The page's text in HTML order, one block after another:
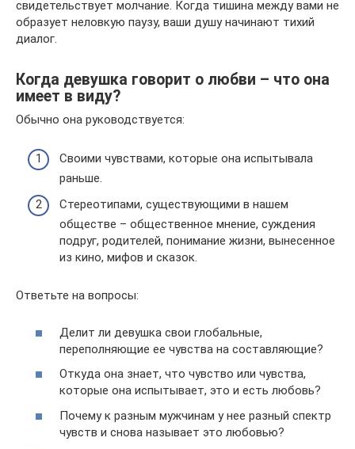
свидетельствует молчание. Когда тишина между вами не
образует неловкую паузу, ваши душу начинают тихий
диалог.
Когда девушка говорит о любви – что она
имеет в виду?
Обычно она руководствуется:
Своими чувствами, которые она испытывала
раньше.
Стереотипами, существующими в нашем
обществе – общественное мнение, суждения
подруг, родителей, понимание жизни, вынесенное
из кино, мифов и сказок.
Ответьте на вопросы:
Делит ли девушка свои глобальные,
переполняющие ее чувства на составляющие?
Откуда она знает, что чувство или чувства,
которые она испытывает, это и есть любовь?
Почему к разным мужчинам у нее разный спектр
чувств и снова называет это любовью?